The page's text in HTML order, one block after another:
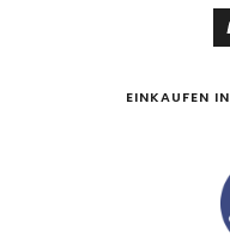
EINKAUFEN IN